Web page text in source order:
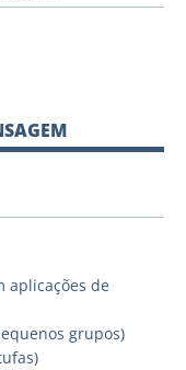
aplicações de
grupos)